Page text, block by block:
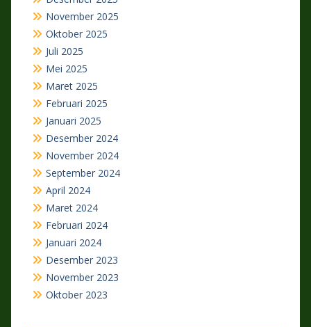
November 2025
Oktober 2025
Juli 2025
Mei 2025
Maret 2025
Februari 2025
Januari 2025
Desember 2024
November 2024
September 2024
April 2024
Maret 2024
Februari 2024
Januari 2024
Desember 2023
November 2023
Oktober 2023